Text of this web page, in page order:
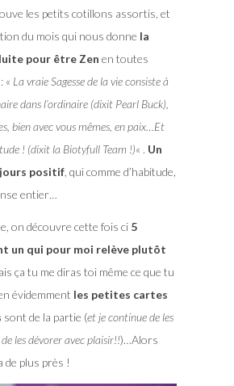
les petits cotillons assortis, et
du mois qui nous donne la
pour être Zen en toutes
« La vraie Sagesse de la vie consiste à
dans l’ordinaire (dixit Pearl Buck),
bien avec vous mêmes, en paix…Et
! (dixit la Biotyfull Team !)« . Un
positif, qui comme d’habitude,
entier…
on découvre cette fois ci 5
un qui pour moi relève plutôt
ça tu me diras toi même ce que tu
évidemment les petites cartes
sont de la partie (et je continue de les
les dévorer avec plaisir!!)…Alors
plus près !